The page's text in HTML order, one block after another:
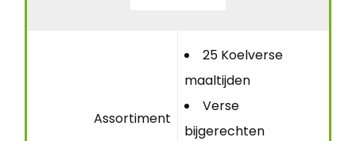
Assortiment
25 Koelverse
maaltijden
Verse
bijgerechten